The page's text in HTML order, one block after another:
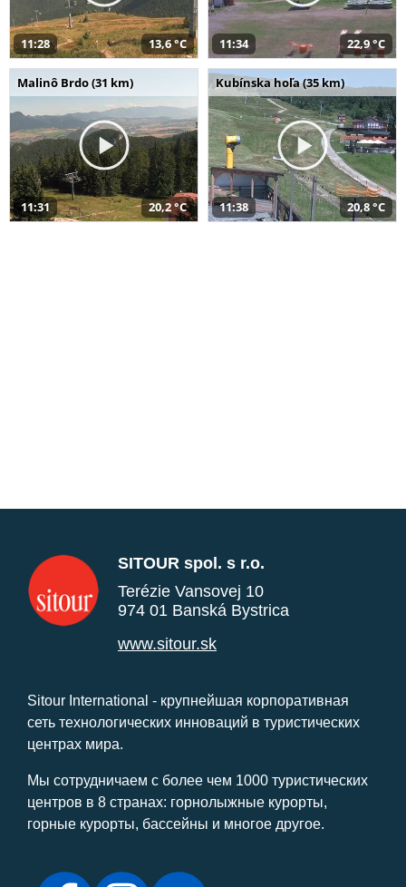
11:28 13,6 °C 11:34 22,9 °C
Malinô Brdo (31 km)
11:31 20,2 °C
Kubínska hoľa (35 km)
11:38 20,8 °C
SITOUR spol. s r.o.
Terézie Vansovej 10
974 01 Banská Bystrica
www.sitour.sk
Sitour International - крупнейшая корпоративная
сеть технологических инноваций в туристических
центрах мира.
Мы сотрудничаем с более чем 1000 туристических
центров в 8 странах: горнолыжные курорты,
горные курорты, бассейны и многое другое.